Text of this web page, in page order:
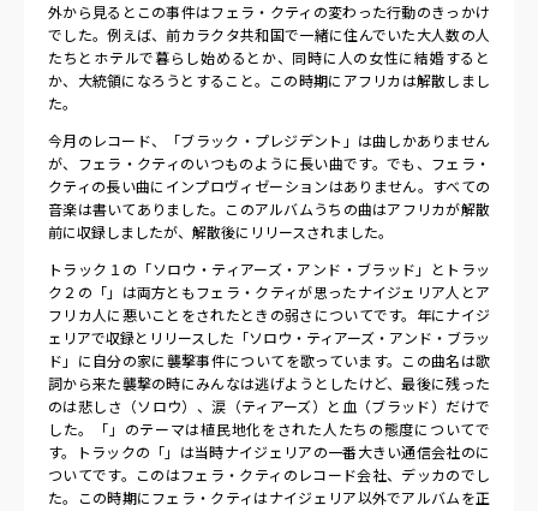
外から見るとこの事件はフェラ・クティの変わった行動のきっかけ
でした。例えば、前カラクタ共和国で一緒に住んでいた大人数の人
たちとホテルで暮らし始めるとか、同時に人の女性に結婚すると
か、大統領になろうとすること。この時期にアフリカは解散しまし
た。
今月のレコード、「ブラック・プレジデント」は曲しかありません
が、フェラ・クティのいつものように長い曲です。でも、フェラ・
クティの長い曲にインプロヴィゼーションはありません。すべての
音楽は書いてありました。このアルバムうちの曲はアフリカが解散
前に収録しましたが、解散後にリリースされました。
トラック１の「ソロウ・ティアーズ・アンド・ブラッド」とトラッ
ク２の「」は両方ともフェラ・クティが思ったナイジェリア人とア
フリカ人に悪いことをされたときの弱さについてです。年にナイジ
ェリアで収録とリリースした「ソロウ・ティアーズ・アンド・ブラッ
ド」に自分の家に襲撃事件についてを歌っています。この曲名は歌
詞から来た襲撃の時にみんなは逃げようとしたけど、最後に残った
のは悲しさ（ソロウ）、涙（ティアーズ）と血（ブラッド）だけで
した。「」のテーマは植民地化をされた人たちの態度についてで
す。トラックの「」は当時ナイジェリアの一番大きい通信会社のに
ついてです。このはフェラ・クティのレコード会社、デッカのでし
た。この時期にフェラ・クティはナイジェリア以外でアルバムを正